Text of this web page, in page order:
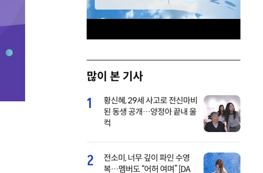
t
e
많이 본 기사
1
황신혜, 29세 사고로 전신마비
된 동생 공개…양정아 끝내 울
컥
2
전소미, 너무 깊이 파인 수영
복…멤버도 “어허 여며” [DA